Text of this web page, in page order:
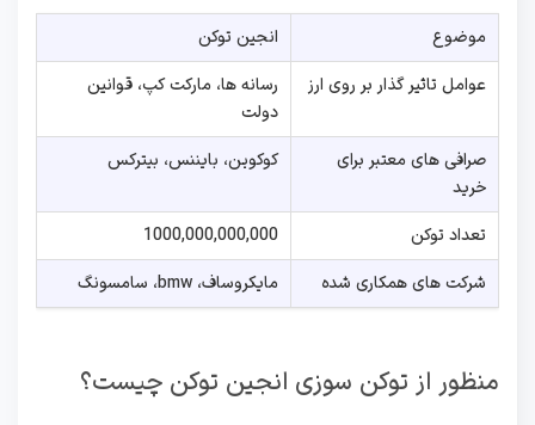
موضوع
انجین توکن
عوامل تاثیر گذار بر روی ارز
رسانه ها، مارکت کپ، قوانین
دولت
صرافی های معتبر برای
خرید
کوکوین، بایننس، بیترکس
تعداد توکن
1000,000,000,000
شرکت های همکاری شده
مایکروساف، bmw، سامسونگ
منظور از توکن سوزی انجین توکن چیست؟